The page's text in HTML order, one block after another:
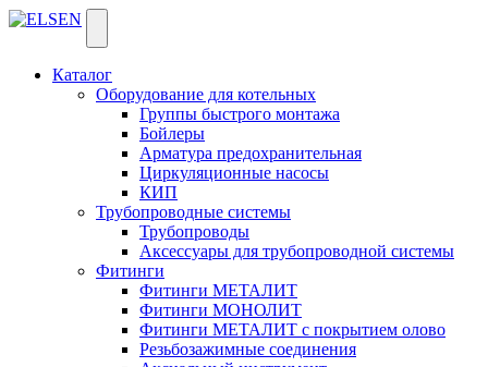
Каталог
Оборудование для котельных
Группы быстрого монтажа
Бойлеры
Арматура предохранительная
Циркуляционные насосы
КИП
Трубопроводные системы
Трубопроводы
Аксессуары для трубопроводной системы
Фитинги
Фитинги МЕТАЛИТ
Фитинги МОНОЛИТ
Фитинги МЕТАЛИТ с покрытием олово
Резьбозажимные соединения